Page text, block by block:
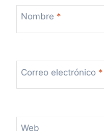
Nombre *
Correo electrónico *
Web